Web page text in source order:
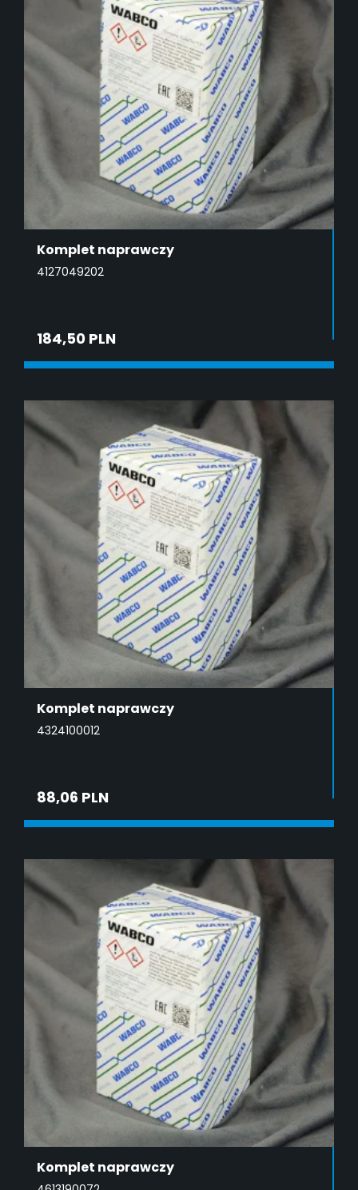
Komplet naprawczy
4127049202
184,50 PLN
Komplet naprawczy
4324100012
88,06 PLN
Komplet naprawczy